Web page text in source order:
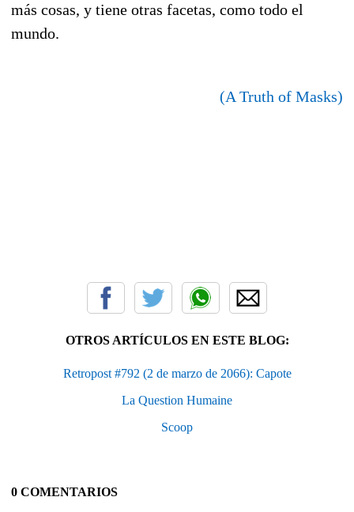
más cosas, y tiene otras facetas, como todo el
mundo.
(A Truth of Masks)
OTROS ARTÍCULOS EN ESTE BLOG:
Retropost #792 (2 de marzo de 2066): Capote
La Question Humaine
Scoop
0 COMENTARIOS